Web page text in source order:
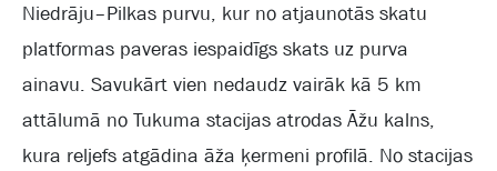
Niedrāju–Pilkas purvu, kur no atjaunotās skatu
platformas paveras iespaidīgs skats uz purva
ainavu. Savukārt vien nedaudz vairāk kā 5 km
attālumā no Tukuma stacijas atrodas Āžu kalns,
kura reljefs atgādina āža ķermeni profilā. No stacijas